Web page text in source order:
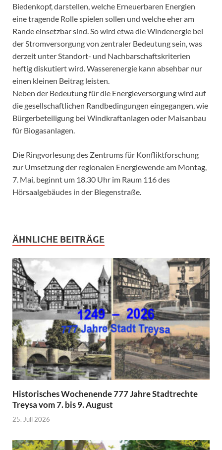
Biedenkopf, darstellen, welche Erneuerbaren Energien
eine tragende Rolle spielen sollen und welche eher am
Rande einsetzbar sind. So wird etwa die Windenergie bei
der Stromversorgung von zentraler Bedeutung sein, was
derzeit unter Standort- und Nachbarschaftskriterien
heftig diskutiert wird. Wasserenergie kann absehbar nur
einen kleinen Beitrag leisten.
Neben der Bedeutung für die Energieversorgung wird auf
die gesellschaftlichen Randbedingungen eingegangen, wie
Bürgerbeteiligung bei Windkraftanlagen oder Maisanbau
für Biogasanlagen.
Die Ringvorlesung des Zentrums für Konfliktforschung
zur Umsetzung der regionalen Energiewende am Montag,
7. Mai, beginnt um 18.30 Uhr im Raum 116 des
Hörsaalgebäudes in der Biegenstraße.
ÄHNLICHE BEITRÄGE
Historisches Wochenende 777 Jahre Stadtrechte
Treysa vom 7. bis 9. August
25. Juli 2026